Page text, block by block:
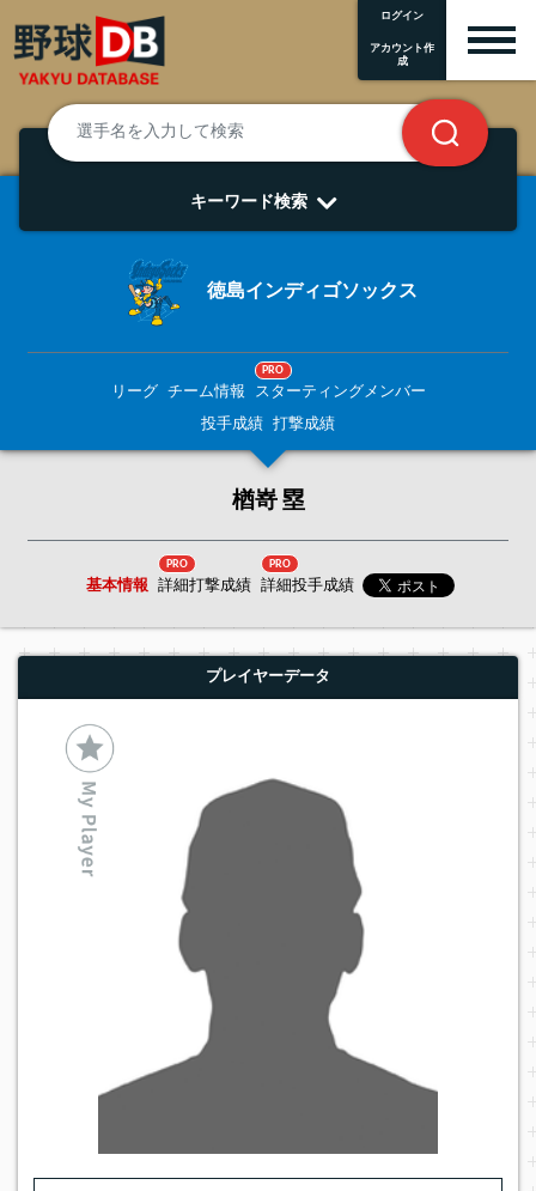
ログイン
アカウント作
成
キーワード検索
徳島インディゴソックス
リーグ チーム情報
PRO
スターティングメンバー
投手成績 打撃成績
楢󠄀嵜 塁
基本情報
PRO
詳細打撃成績
PRO
詳細投手成績
プレイヤーデータ